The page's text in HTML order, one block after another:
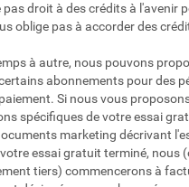
droit à des crédits à l'avenir
oblige pas à accorder des
à autre, nous pouvons
abonnements pour des
Si nous vous
spécifiques de votre essai
marketing décrivant
essai gratuit terminé, nous
tiers) commencerons à